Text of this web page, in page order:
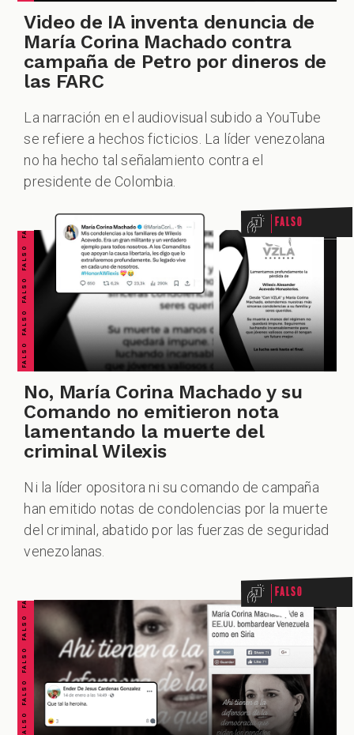
Video de IA inventa denuncia de
María Corina Machado contra
campaña de Petro por dineros de
las FARC
La narración en el audiovisual subido a YouTube
se refiere a hechos ficticios. La líder venezolana
no ha hecho tal señalamiento contra el
presidente de Colombia.
FALSO FALSO FALSO FALSO FALSO FALSO FALSO Falso
No, María Corina Machado y su
Comando no emitieron nota
lamentando la muerte del
criminal Wilexis
Ni la líder opositora ni su comando de campaña
han emitido notas de condolencias por la muerte
del criminal, abatido por las fuerzas de seguridad
venezolanas.
FALSO FALSO FALSO FALSO FALSO FALSO FALSO Falso